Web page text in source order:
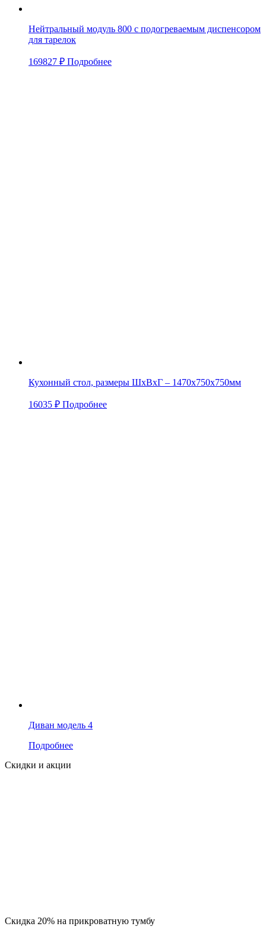
Нейтральный модуль 800 с подогреваемым диспенсором
для тарелок
169827 ₽ Подробнее
Кухонный стол, размеры ШхВхГ – 1470х750х750мм
16035 ₽ Подробнее
Диван модель 4
Подробнее
Скидки и акции
Скидка 20% на прикроватную тумбу